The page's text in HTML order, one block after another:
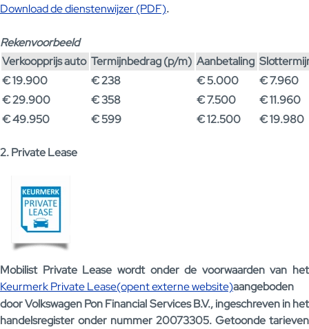
Download de dienstenwijzer (PDF).
Rekenvoorbeeld
Verkoopprijs auto Termijnbedrag (p/m) Aanbetaling
€ 19.900
€ 238 € 5.000
€ 7.960
€ 29.900
€ 358 € 7.500
€ 11.960
€ 49.950
€ 599 € 12.500 € 19.980
2. Private Lease
Mobilist Private Lease wordt onder de voorwaarden van het
Keurmerk Private Lease(opent externe website)aangeboden
door Volkswagen Pon Financial Services B.V., ingeschreven in het
handelsregister onder nummer 20073305. Getoonde tarieven